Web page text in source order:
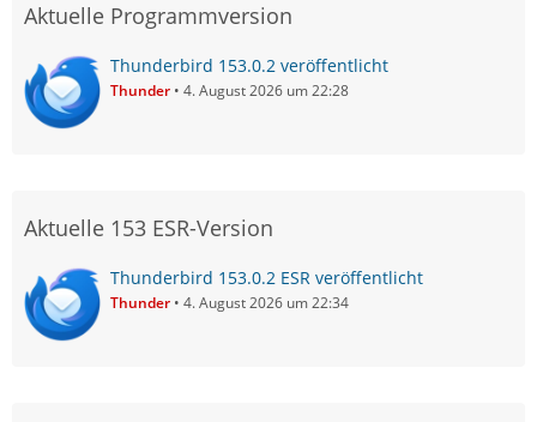
Aktuelle Programmversion
Thunderbird 153.0.2 veröffentlicht
Thunder 4. August 2026 um 22:28
Aktuelle 153 ESR-Version
Thunderbird 153.0.2 ESR veröffentlicht
Thunder 4. August 2026 um 22:34